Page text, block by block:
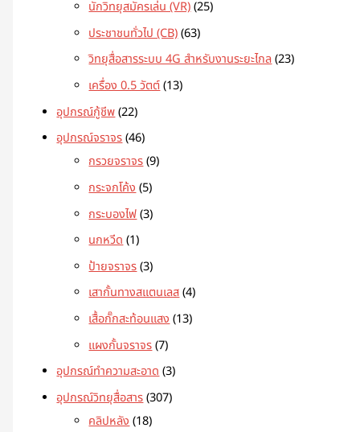
นักวิทยุสมัครเล่น (VR) 25
ประชาชนทั่วไป (CB) 63
วิทยุสื่อสารระบบ 4G สำหรับงานระยะไกล 23
เครื่อง 0.5 วัตต์ 13
อุปกรณ์กู้ชีพ 22
อุปกรณ์จราจร 46
กรวยจราจร 9
กระจกโค้ง 5
กระบองไฟ 3
นกหวีด 1
ป้ายจราจร 3
เสากั้นทางสแตนเลส 4
เสื้อกั๊กสะท้อนแสง 13
แผงกั้นจราจร 7
อุปกรณ์ทำความสะอาด 3
อุปกรณ์วิทยุสื่อสาร 307
คลิปหลัง 18